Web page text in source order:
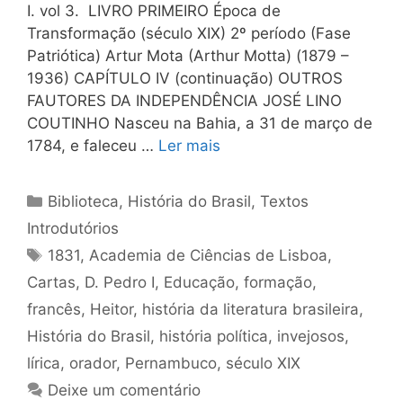
I. vol 3. LIVRO PRIMEIRO Época de
Transformação (século XIX) 2º período (Fase
Patriótica) Artur Mota (Arthur Motta) (1879 –
1936) CAPÍTULO IV (continuação) OUTROS
FAUTORES DA INDEPENDÊNCIA JOSÉ LINO
COUTINHO Nasceu na Bahia, a 31 de março de
1784, e faleceu … Ler mais
Categorias
Biblioteca, História do Brasil,Textos
Introdutórios
Tags
1831, Academia de Ciências de Lisboa,
Cartas, D. Pedro I, Educação, formação,
francês, Heitor, história da literatura brasileira,
História do Brasil, história política, invejosos,
lírica, orador, Pernambuco, século XIX
Deixe um comentário